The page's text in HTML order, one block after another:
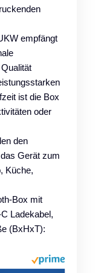
empfängt
ist die Box
oder
den
Gerät zum
Küche,
Box mit
Ladekabel,
(BxHxT):